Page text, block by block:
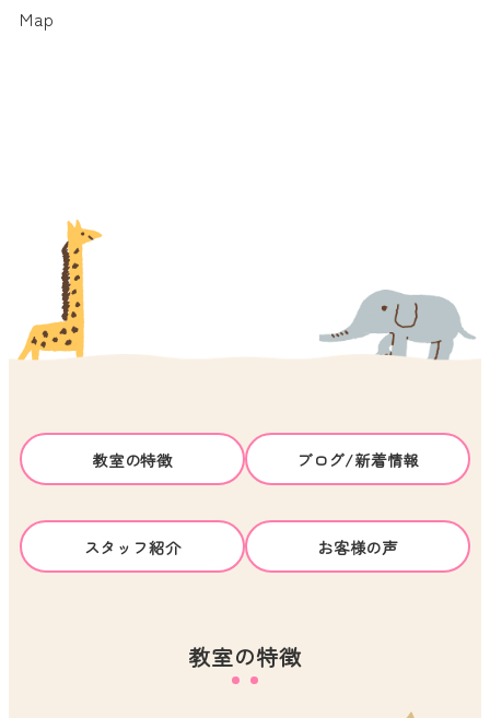
Map
教室の特徴 ブログ/新着情報
スタッフ紹介 お客様の声
教室の特徴